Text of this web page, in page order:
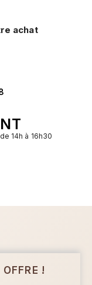
achat
14h à 16h30
!